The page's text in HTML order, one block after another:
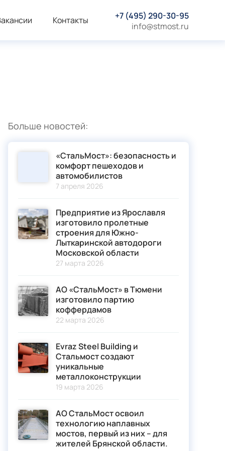
Контакты
+7 (495) 290-30-95
info@stmost.ru
Больше новостей:
«СтальМост»: безопасность и
комфорт пешеходов и
автомобилистов
7 апреля 2026
Предприятие из Ярославля
изготовило пролетные
строения для Южно-
Лыткаринской автодороги
Московской области
27 марта 2026
АО «СтальМост» в Тюмени
изготовило партию
коффердамов
22 марта 2026
Evraz Steel Building и
Стальмост создают
уникальные
металлоконструкции
19 марта 2026
АО СтальМост освоил
технологию наплавных
мостов, первый из них – для
жителей Брянской области.